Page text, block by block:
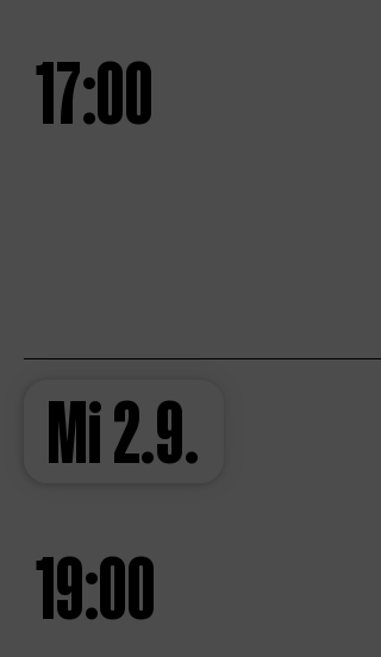
17:00
Mi2.9.
19:00